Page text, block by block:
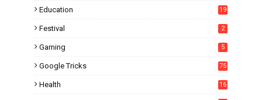
Education
19
Festival 2
Gaming 5
Google Tricks 75
Health 16